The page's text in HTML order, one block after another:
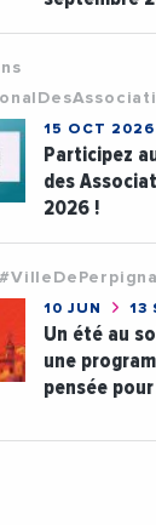
15 OCT 2026
Participez
des
2026 !
10 JUN 13
Un été au
une
pensée